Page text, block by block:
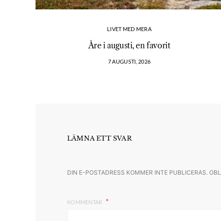
LIVET MED MERA
Åre i augusti, en favorit
7 AUGUSTI, 2026
LÄMNA ETT SVAR
DIN E-POSTADRESS KOMMER INTE PUBLICERAS.
KOMMENTAR